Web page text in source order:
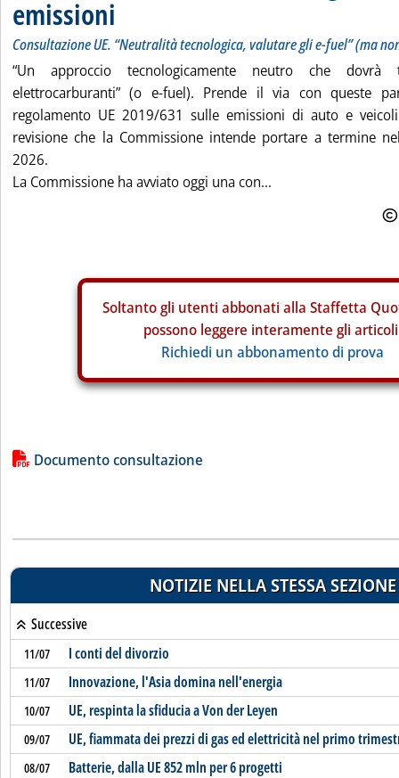
emissioni
Consultazione UE. “Neutralità tecnologica, valutare gli e-fuel” (ma
“Un approccio tecnologicamente neutro che
elettrocarburanti” (o e-fuel). Prende il via con queste
regolamento UE 2019/631 sulle emissioni di auto e
revisione che la Commissione intende portare a termine
2026.
La Commissione ha avviato oggi una con...
Soltanto gli utenti abbonati alla Staffetta
possono leggere interamente gli
Richiedi un abbonamento di prova
Lista allegati PDF alla notizia
Documento consultazione
NOTIZIE NELLA STESSA SEZIONE
Successive
11/07 I conti del divorzio
11/07 Innovazione, l'Asia domina nell'energia
10/07 UE, respinta la sfiducia a Von der Leyen
09/07 UE, fiammata dei prezzi di gas ed elettricità nel primo
08/07 Batterie, dalla UE 852 mln per 6 progetti